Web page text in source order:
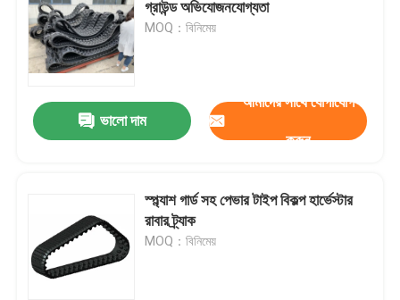
গ্রাউন্ড অভিযোজনযোগ্যতা
MOQ：বিনিমেয়
ভালো দাম
আমাদের সাথে যোগাযোগ
করুন
স্প্ল্যাশ গার্ড সহ পেভার টাইপ বিকল্প হার্ভেস্টার
রাবার ট্র্যাক
MOQ：বিনিমেয়